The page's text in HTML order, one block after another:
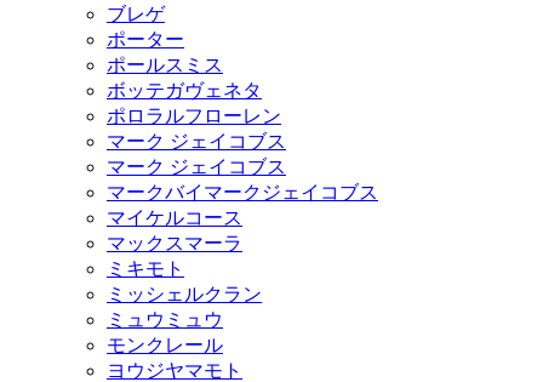
ブレゲ
ポーター
ポールスミス
ボッテガヴェネタ
ポロラルフローレン
マーク ジェイコブス
マーク ジェイコブス
マークバイマークジェイコブス
マイケルコース
マックスマーラ
ミキモト
ミッシェルクラン
ミュウミュウ
モンクレール
ヨウジヤマモト